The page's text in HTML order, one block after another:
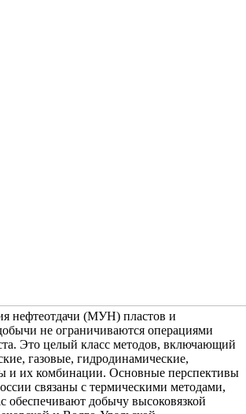
нефтеотдачи (МУН) пластов и
не ограничиваются операциями
Это целый класс методов, включающий
газовые, гидродинамические,
и их комбинации. Основные перспективы
связаны с термическими методами,
обеспечивают добычу высоковязкой